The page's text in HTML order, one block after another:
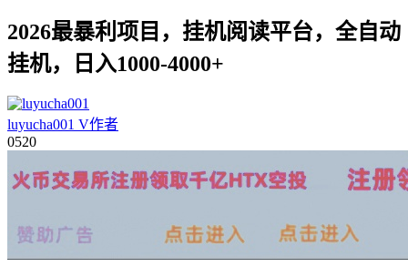
2026最暴利项目，挂机阅读平台，全自动
挂机，日入1000-4000+
luyucha001 V作者
0520